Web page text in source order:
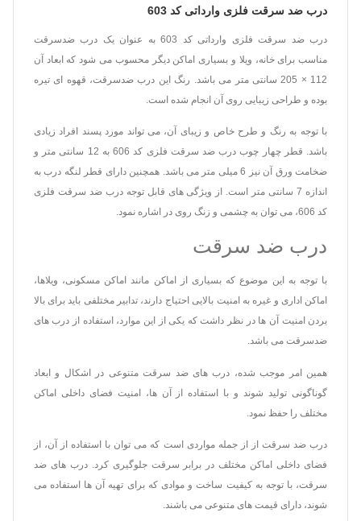
درب ضد سرقت فلزی وارداتی کد 603
درب ضد سرقت فلزی وارداتی کد 603 به عنوان یک درب ضدسرقت
مناسب برای خانه، ویلا و بسیاری اماکن دیگر محسوب می شود که ابعاد آن
112 × 205 سانتی متر می باشد. رنگ این درب ضدسرقت، قهوه ای تیره
بوده و طراحی زیبایی روی آن انجام شده است.
با توجه به رنگ و طرح خاص و زیبای آن، می تواند مورد پسند افراد زیادی
باشد. قطر چهار چوب درب ضد سرقت فلزی کد 606 به 12 سانتی متر و
ضخامت ورق آن نیز 6 میلی متر می باشد. همچنین دارای قطر لنگه درب به
اندازه 7 سانتی متر است. از ویژگی های قابل توجه درب ضد سرقت فلزی
کد 606، می توان به چشمی و زنگ روی در اشاره نمود.
درب ضد سرقت
با توجه به این موضوع که بسیاری از اماکن مانند اماکن مسکونی، ویلاها،
اماکن اداری و غیره به امنیت بالایی احتیاج دارند، تدابیر مختلفی باید برای بالا
بردن امنیت آن ها در نظر داشت که یکی از این موارد، استفاده از درب های
ضدسرقت می باشد.
همین امر موجب شده، درب های ضد سرقت متنوعی در اشکال و ابعاد
گوناگونی تولید شوند و با استفاده از آن ها، امنیت فضای داخلی اماکن
مختلف را حفظ نمود.
درب ضد سرقت از از جمله مواردی است که می توان با استفاده از آن، از
فضای داخلی اماکن مختلف در برابر سرقت جلوگیری کرد. درب های ضد
سرقت، با توجه به کیفیت ساخت و موادی که برای تهیه آن ها استفاده می
شوند، دارای قیمت های متنوعی می باشند.